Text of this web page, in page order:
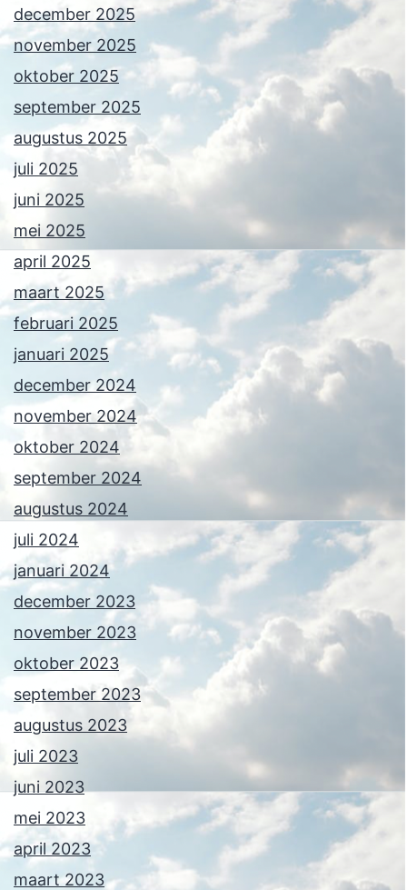
december 2025
november 2025
oktober 2025
september 2025
augustus 2025
juli 2025
juni 2025
mei 2025
april 2025
maart 2025
februari 2025
januari 2025
december 2024
november 2024
oktober 2024
september 2024
augustus 2024
juli 2024
januari 2024
december 2023
november 2023
oktober 2023
september 2023
augustus 2023
juli 2023
juni 2023
mei 2023
april 2023
maart 2023